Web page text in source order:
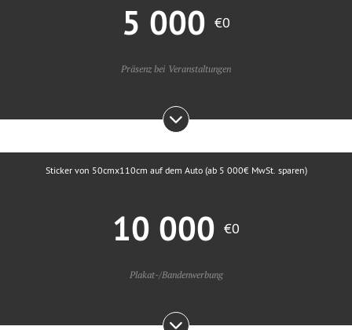
5 000 €0
Präsenz bei Veranstaltungen
Sticker von 50cmx110cm auf dem Auto (ab 5 000€ MwSt. sparen)
10 000 €0
Plakat-/Bandenwerbung